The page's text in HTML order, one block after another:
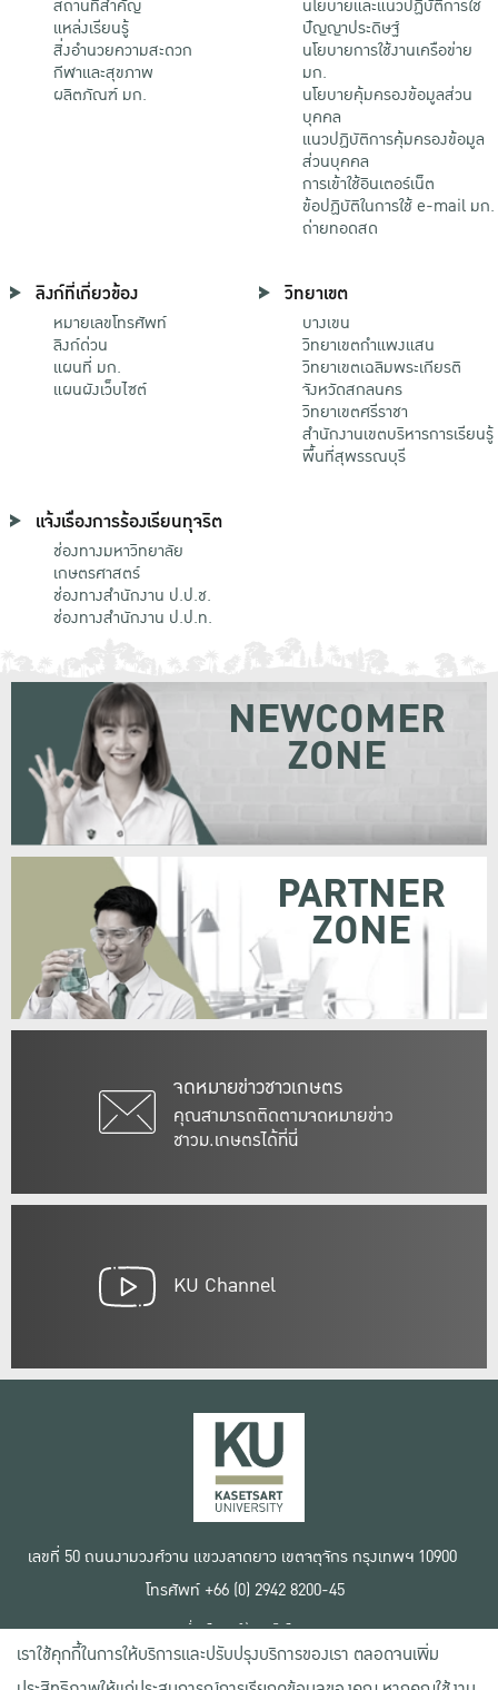
แหล่งเรียนรู้
สิ่งอำนวยความสะดวก
กีฬาและสุขภาพ
ผลิตภัณฑ์ มก.
ปัญญาประดิษฐ์
นโยบายการใช้งานเครือข่าย
มก.
นโยบายคุ้มครองข้อมูลส่วน
บุคคล
แนวปฏิบัติการคุ้มครองข้อมูล
ส่วนบุคคล
การเข้าใช้อินเตอร์เน็ต
ข้อปฏิบัติในการใช้ e-mail มก.
ถ่ายทอดสด
ลิงก์ที่เกี่ยวข้อง
หมายเลขโทรศัพท์
ลิงก์ด่วน
แผนที่ มก.
แผนผังเว็บไซต์
วิทยาเขต
บางเขน
วิทยาเขตกําแพงแสน
วิทยาเขตเฉลิมพระเกียรติ
จังหวัดสกลนคร
วิทยาเขตศรีราชา
สำนักงานเขตบริหารการเรียนรู้
พื้นที่สุพรรณบุรี
แจ้งเรื่องการร้องเรียนทุจริต
ช่องทางมหาวิทยาลัย
เกษตรศาสตร์
ช่องทางสำนักงาน ป.ป.ช.
ช่องทางสำนักงาน ป.ป.ท.
จดหมายข่าวชาวเกษตร
คุณสามารถติดตามจดหมายข่าว
ชาวม.เกษตรได้ที่นี่
NEWCOMER
ZONE
PARTNER
ZONE
KU Channel
เลขที่ 50 ถนนงามวงศ์วาน แขวงลาดยาว เขตจตุจักร กรุงเทพฯ 10900
โทรศัพท์ +66 (0) 2942 8200-45
เงื่อนไขการใช้งานเว็บไซต์
ข้อตกลงด้านสิทธิ์ใช้งาน
นโยบายความเป็นส่วนตัว
เราใช้คุกกี้ในการให้บริการและปรับปรุงบริการของเรา ตลอดจนเพิ่ม